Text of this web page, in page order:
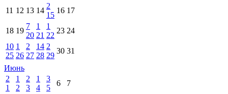
11 12 13 14
2
15
16 17
18 19
7
20
1
21
1
22
23 24
10
25
1
26
2
27
14
28
2
29
30 31
Июнь
2
1
1
2
2
3
1
4
3
5
6
7